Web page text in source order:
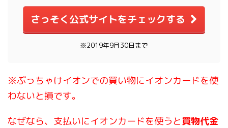
さっそく公式サイトをチェックする
※2019年9月30日まで
※ぶっちゃけイオンでの買い物にイオンカードを使
わないと損です。
なぜなら、支払いにイオンカードを使うと買物代金